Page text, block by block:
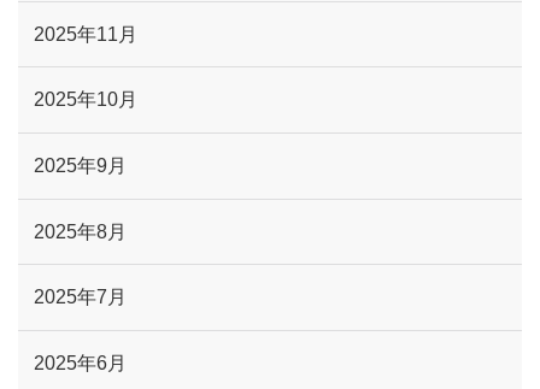
2025年11月
2025年10月
2025年9月
2025年8月
2025年7月
2025年6月